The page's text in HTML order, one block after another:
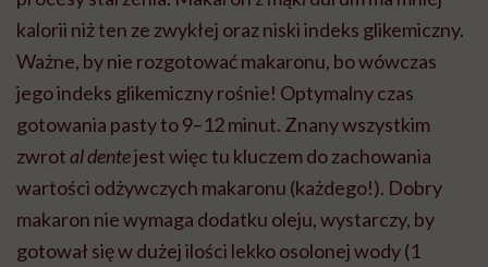
kalorii niż ten ze zwykłej oraz niski indeks glikemiczny.
Ważne, by nie rozgotować makaronu, bo wówczas
jego indeks glikemiczny rośnie! Optymalny czas
gotowania pasty to 9–12 minut. Znany wszystkim
zwrotal dentejest więc tu kluczem do zachowania
wartości odżywczych makaronu (każdego!). Dobry
makaron nie wymaga dodatku oleju, wystarczy, by
gotował się w dużej ilości lekko osolonej wody (1